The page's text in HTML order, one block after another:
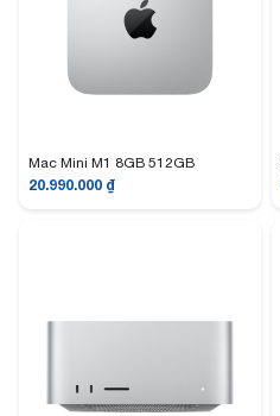
Mac Mini M1 8GB 512GB
20.990.000 ₫